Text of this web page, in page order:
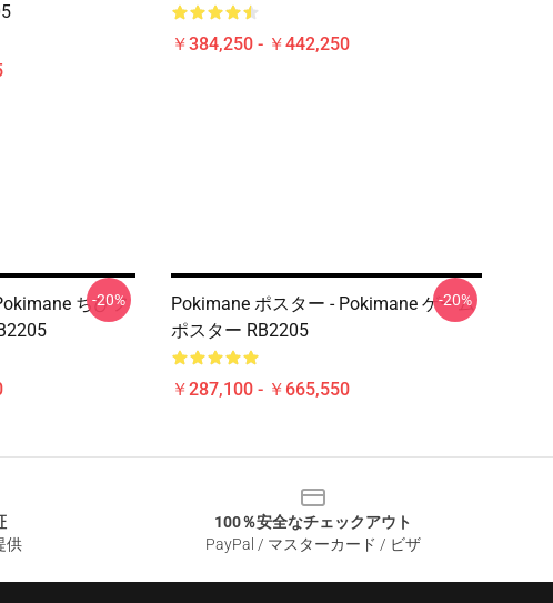
￥384,250 - ￥442,250
ちびフ
-20%
Pokimane ポスター - Pokimane ゲーム
ポスター RB2205
￥287,100 - ￥665,550
-20%
供
100％安全なチェックアウト
PayPal / マスターカード / ビザ